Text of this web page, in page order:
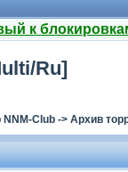
к
Ru]
NNM-Club -> Архив